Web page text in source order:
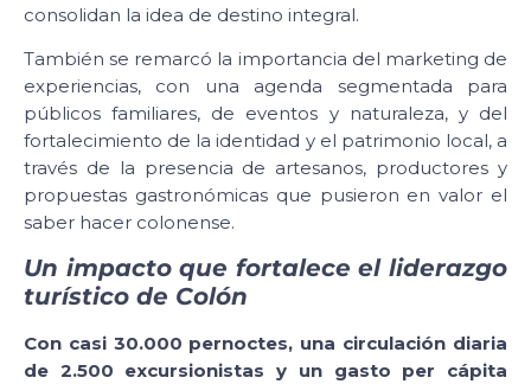
consolidan la idea de destino integral.
También se remarcó la importancia del marketing de
experiencias, con una agenda segmentada para
públicos familiares, de eventos y naturaleza, y del
fortalecimiento de la identidad y el patrimonio local, a
través de la presencia de artesanos, productores y
propuestas gastronómicas que pusieron en valor el
saber hacer colonense.
Un impacto que fortalece el liderazgo
turístico de Colón
Con casi 30.000 pernoctes, una circulación diaria
de 2.500 excursionistas y un gasto per cápita